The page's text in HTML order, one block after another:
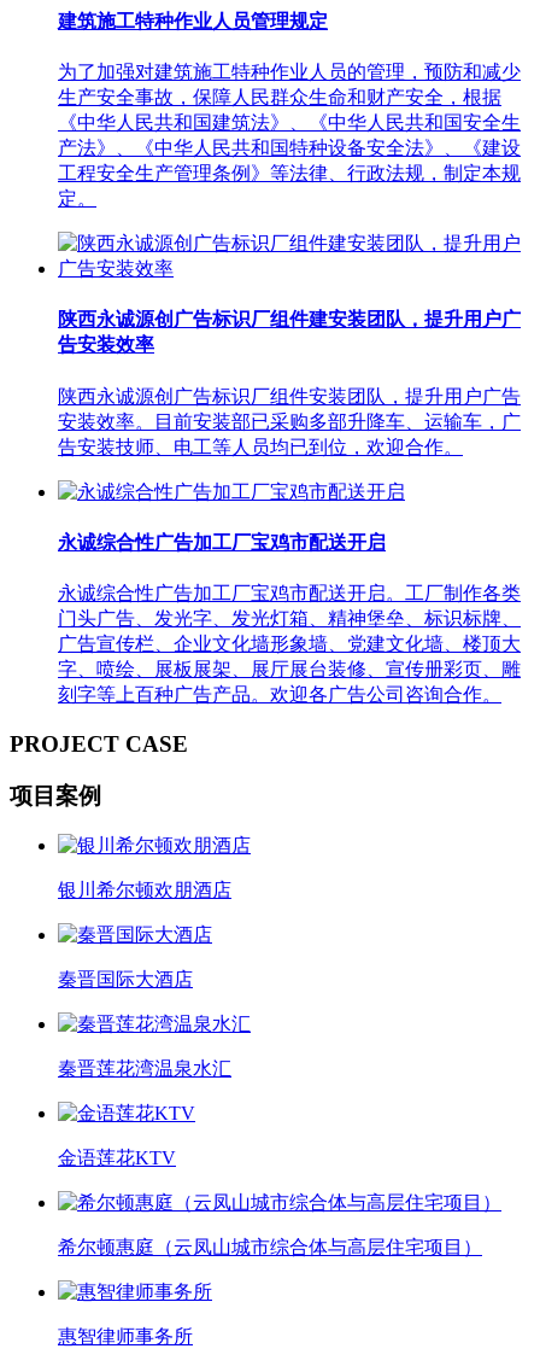
建筑施工特种作业人员管理规定
为了加强对建筑施工特种作业人员的管理，预防和减少
生产安全事故，保障人民群众生命和财产安全，根据
《中华人民共和国建筑法》、《中华人民共和国安全生
产法》、《中华人民共和国特种设备安全法》、《建设
工程安全生产管理条例》等法律、行政法规，制定本规
定。
陕西永诚源创广告标识厂组件建安装团队，提升用户广
告安装效率
陕西永诚源创广告标识厂组件安装团队，提升用户广告
安装效率。目前安装部已采购多部升降车、运输车，广
告安装技师、电工等人员均已到位，欢迎合作。
永诚综合性广告加工厂宝鸡市配送开启
永诚综合性广告加工厂宝鸡市配送开启。工厂制作各类
门头广告、发光字、发光灯箱、精神堡垒、标识标牌、
广告宣传栏、企业文化墙形象墙、党建文化墙、楼顶大
字、喷绘、展板展架、展厅展台装修、宣传册彩页、雕
刻字等上百种广告产品。欢迎各广告公司咨询合作。
PROJECT CASE
项目案例
银川希尔顿欢朋酒店
秦晋国际大酒店
秦晋莲花湾温泉水汇
金语莲花KTV
希尔顿惠庭（云凤山城市综合体与高层住宅项目）
惠智律师事务所